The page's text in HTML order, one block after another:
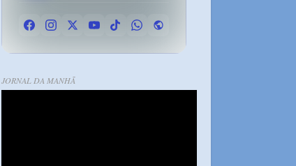
JORNAL DA MANHÃ